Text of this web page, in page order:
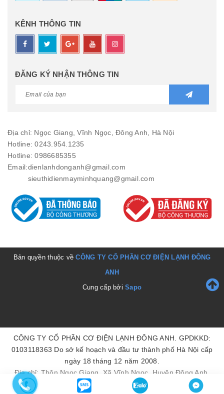
KÊNH THÔNG TIN
ĐĂNG KÝ NHẬN THÔNG TIN
Địa chỉ: Ngọc Giang, Vĩnh Ngọc, Đông Anh, Hà Nội
Hotline: 0243.954.1235
Hotline: 0986685355
Email:dienlanhdonganh@gmail.com
sieuthidienmayminhquang@gmail.com
Bản quyền thuộc vềCÔNG TY CỔ PHẦN CƠ ĐIỆN LẠNH ĐÔNG
ANH
Cung cấp bởiSapo
CÔNG TY CỔ PHẦN CƠ ĐIỆN LẠNH ĐÔNG ANH. GPDKKD:
0103118363 Do sở kế hoạch và đầu tư thành phố Hà Nội cấp
ngày 18 tháng 12 năm 2008.
Địa chỉ: Thôn Ngọc Giang, Xã Vĩnh Ngọc, Huyện Đông Anh,
Thành Phố Hà Nội, Việt Nam. Điện thoại: 0243.9541235. Email: